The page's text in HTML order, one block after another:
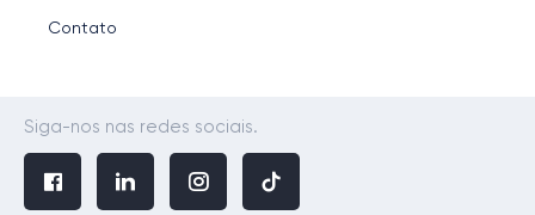
Contato
Siga-nos nas redes sociais.